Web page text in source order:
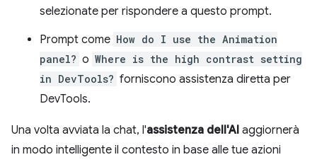
selezionate per rispondere a questo prompt.
Prompt come How do I use the Animation
panel? o Where is the high contrast setting
in DevTools? forniscono assistenza diretta per
DevTools.
Una volta avviata la chat, l'assistenza dell'AI aggiornerà
in modo intelligente il contesto in base alle tue azioni